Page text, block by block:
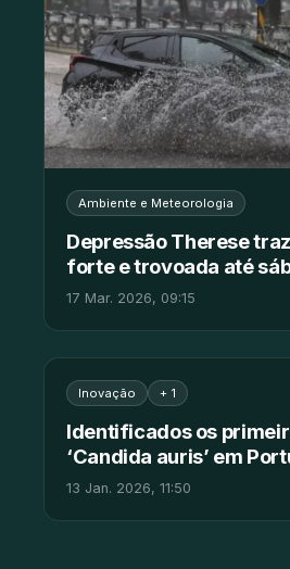
Ambiente e Meteorologia
Depressão Therese
forte e trovoada até
17 Mar. 2026, 09:15
Inovação + 1
Identificados os
‘Candida auris’ em
13 Jan. 2026, 11:50